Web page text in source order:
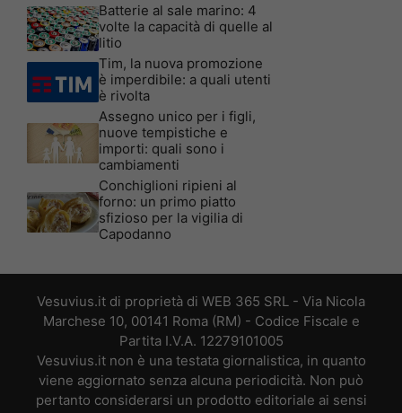
Batterie al sale marino: 4
volte la capacità di quelle al
litio
Tim, la nuova promozione
è imperdibile: a quali utenti
è rivolta
Assegno unico per i figli,
nuove tempistiche e
importi: quali sono i
cambiamenti
Conchiglioni ripieni al
forno: un primo piatto
sfizioso per la vigilia di
Capodanno
Vesuvius.it di proprietà di WEB 365 SRL - Via Nicola
Marchese 10, 00141 Roma (RM) - Codice Fiscale e
Partita I.V.A. 12279101005
Vesuvius.it non è una testata giornalistica, in quanto
viene aggiornato senza alcuna periodicità. Non può
pertanto considerarsi un prodotto editoriale ai sensi